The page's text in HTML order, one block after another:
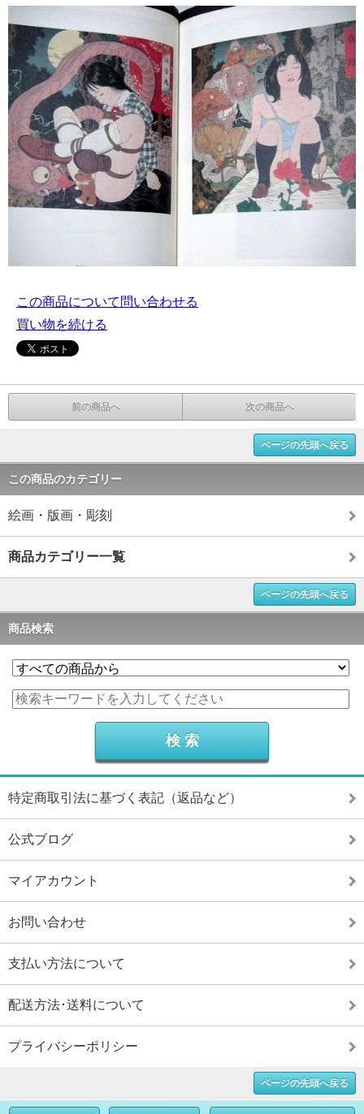
この商品について問い合わせる
買い物を続ける
前の商品へ 次の商品へ
ページの先頭へ戻る
この商品のカテゴリー
絵画・版画・彫刻
商品カテゴリー一覧
ページの先頭へ戻る
商品検索
特定商取引法に基づく表記（返品など）
公式ブログ
マイアカウント
お問い合わせ
支払い方法について
配送方法･送料について
プライバシーポリシー
ページの先頭へ戻る